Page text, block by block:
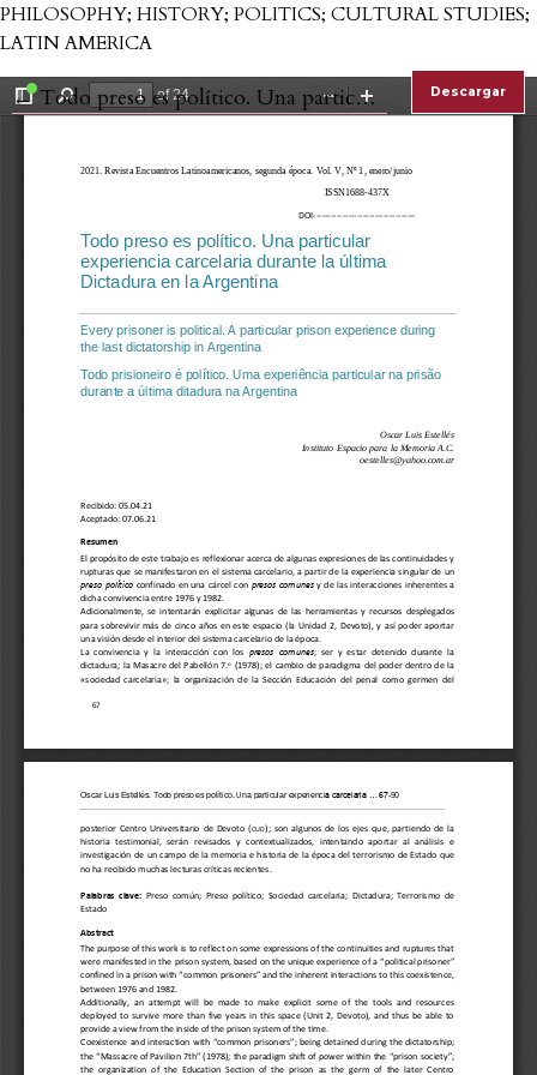
PHILOSOPHY; HISTORY; POLITICS; CULTURAL STUDIES;
LATIN AMERICA
←Volver a los detalles del artículo
Todo preso es político. Una particular experiencia carcelaria durante la última Dictadura en la Argentina Descargar